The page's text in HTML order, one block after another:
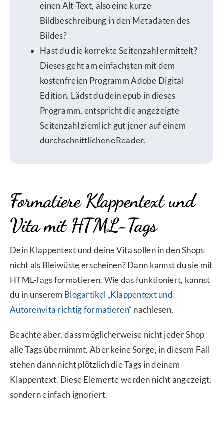
einen Alt-Text, also eine kurze
Bildbeschreibung in den Metadaten des
Bildes?
Hast du die korrekte Seitenzahl ermittelt?
Dieses geht am einfachsten mit dem
kostenfreien Programm Adobe Digital
Edition. Lädst du dein epub in dieses
Programm, entspricht die angezeigte
Seitenzahl ziemlich gut jener auf einem
durchschnittlichen eReader.
Formatiere Klappentext und
Vita mit HTML-Tags
Dein Klappentext und deine Vita sollen in den Shops
nicht als Bleiwüste erscheinen? Dann kannst du sie mit
HTML-Tags formatieren. Wie das funktioniert, kannst
du in unserem Blogartikel „Klappentext und
Autorenvita richtig formatieren“ nachlesen.
Beachte aber, dass möglicherweise nicht jeder Shop
alle Tags übernimmt. Aber keine Sorge, in diesem Fall
stehen dann nicht plötzlich die Tags in deinem
Klappentext. Diese Elemente werden nicht angezeigt,
sondern einfach ignoriert.